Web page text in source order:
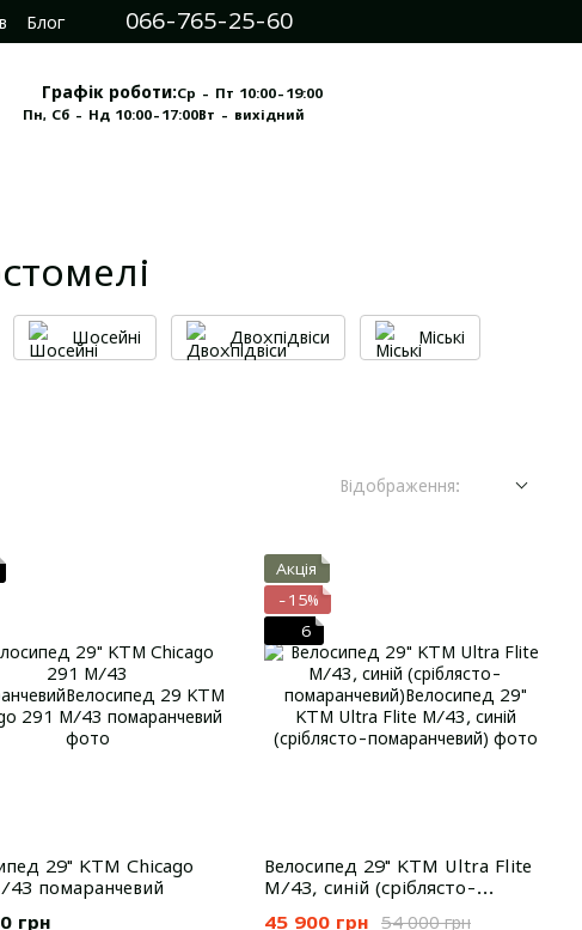
Блог
066-765-25-60
Графік роботи:Ср - Пт 10:00-19:00
Пн, Сб - Нд 10:00-17:00Вт - вихідний
Шосейні Двохпідвіси Міські
Відображення:
29" KTM Chicago
43 помаранчевий
грн
Акція
−15%
6
Велосипед 29" KTM Ultra Flite
M/43, синій (сріблясто-
54 000 грн
45 900 грн